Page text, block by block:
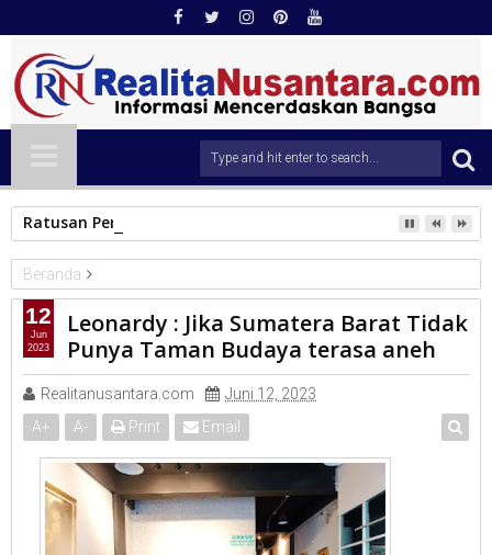
Ratusan Personel Polresta Padang Disiagakan Amankan
Beranda
DPR RI
Leonardy : Jika Sumatera Barat Tidak Punya Taman Budaya
terasa aneh
Leonardy : Jika Sumatera Barat Tidak
Punya Taman Budaya terasa aneh
Realitanusantara.com
Juni 12, 2023
A+ A- Print Email
12
Jun
2023